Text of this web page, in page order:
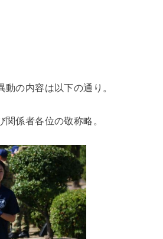
の内容は以下の通り。
係者各位の敬称略。